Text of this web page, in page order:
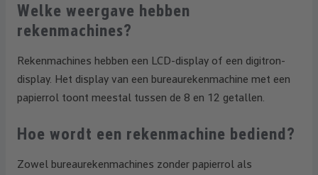
Welke weergave hebben
rekenmachines?
Rekenmachines hebben een LCD-display of een digitron-
display. Het display van een bureaurekenmachine met een
papierrol toont meestal tussen de 8 en 12 getallen.
Hoe wordt een rekenmachine bediend?
Zowel bureaurekenmachines zonder papierrol als